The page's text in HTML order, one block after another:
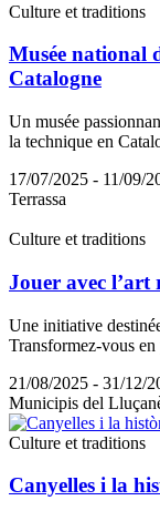
Culture et traditions
Musée national
Catalogne
Un musée
la technique en
17/07/2025 - 11/09/
Terrassa
Culture et traditions
Jouer avec
Une initiative
Transformez-vous
21/08/2025 - 31/12/
Municipis del
Culture et traditions
Canyelles i la